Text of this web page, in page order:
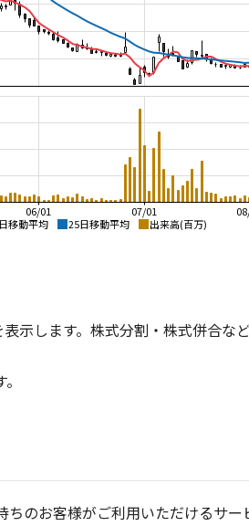
移動平均 25日移動平均 出来高(百万)
07/01
06/01
示します。株式分割・株式併合な
ちのお客様がご利用いただけるサー